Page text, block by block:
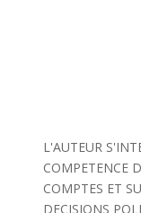
L'AUTEUR
COMPETENCE
COMPTES ET
DECISIONS